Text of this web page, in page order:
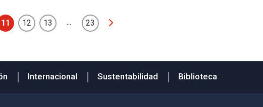
11 12 13 ... 23
Internacional Sustentabilidad Biblioteca